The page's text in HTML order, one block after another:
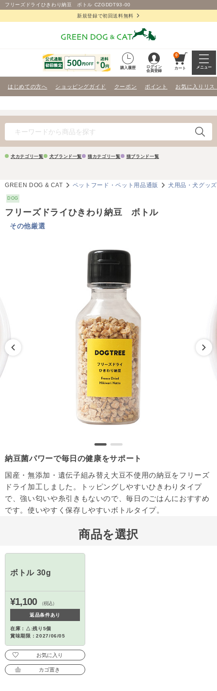
フリーズドライひきわり納豆 ボトル CZGDDT93-00
新規登録で初回送料無料
購入履歴
ログイン
会員登録
0
カート メニュー
はじめての方へ ショッピングガイド クーポン ポイント お気に入りリス
犬カテゴリ一覧 犬ブランド一覧 猫カテゴリ一覧 猫ブランド一覧
GREEN DOG & CAT ペットフード・ペット用品通販 犬用品・犬グッズ
DOG
フリーズドライひきわり納豆 ボトル
その他厳選
納豆菌パワーで毎日の健康をサポート
国産・無添加・遺伝子組み替え大豆不使用の納豆をフリーズ
ドライ加工しました。トッピングしやすいひきわりタイプ
で、強い匂いや糸引きもないので、毎日のごはんにおすすめ
です。使いやすく保存しやすいボトルタイプ。
商品を選択
ボトル 30g
¥1,100 （税込）
返品条件あり
在庫：△:残り5個
賞味期限：2027/06/05
お気に入り
カゴ置き